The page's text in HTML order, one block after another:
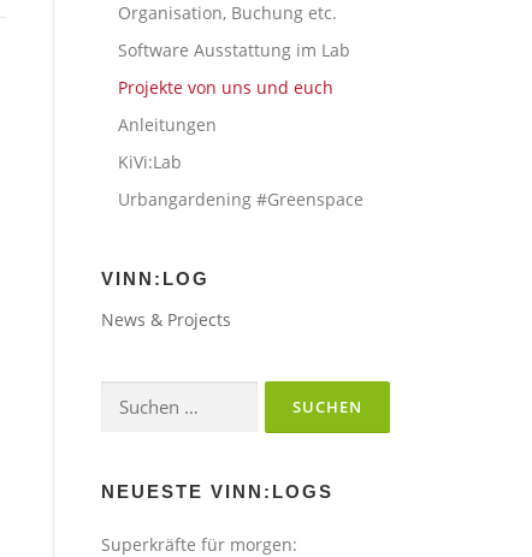
Organisation, Buchung etc.
Software Ausstattung im Lab
Projekte von uns und euch
Anleitungen
KiVi:Lab
Urbangardening #Greenspace
VINN:LOG
News & Projects
Suchen
nach:
NEUESTE VINN:LOGS
Superkräfte für morgen: